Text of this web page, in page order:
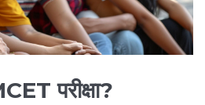
परीक्षा?